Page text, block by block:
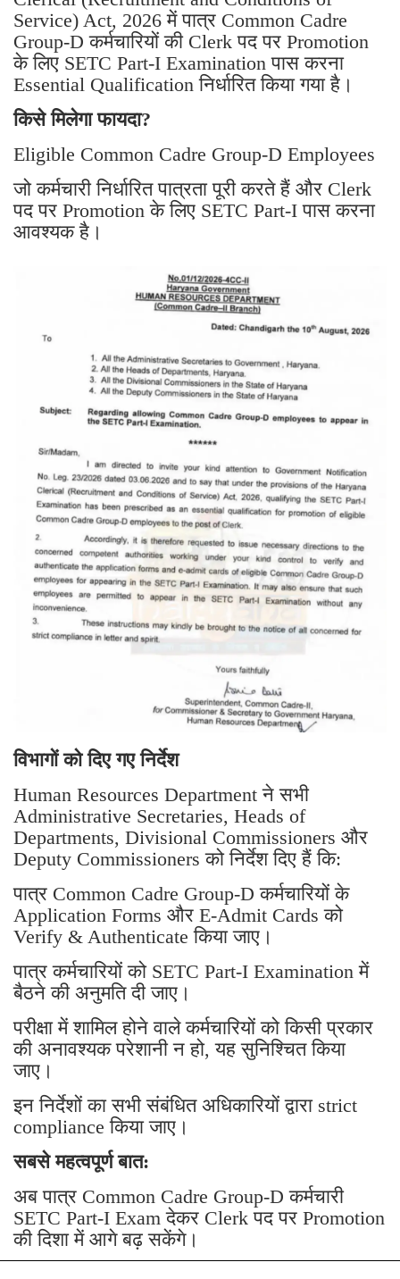
Service) Act, 2026 में पात्र Common Cadre
Group-D कर्मचारियों की Clerk पद पर Promotion
के लिए SETC Part-I Examination पास करना
Essential Qualification निर्धारित किया गया है।
किसे मिलेगा फायदा?
Eligible Common Cadre Group-D Employees
जो कर्मचारी निर्धारित पात्रता पूरी करते हैं और Clerk
पद पर Promotion के लिए SETC Part-I पास करना
आवश्यक है।
विभागों को दिए गए निर्देश
Human Resources Department ने सभी
Administrative Secretaries, Heads of
Departments, Divisional Commissioners और
Deputy Commissioners को निर्देश दिए हैं कि:
पात्र Common Cadre Group-D कर्मचारियों के
Application Forms और E-Admit Cards को
Verify & Authenticate किया जाए।
पात्र कर्मचारियों को SETC Part-I Examination में
बैठने की अनुमति दी जाए।
परीक्षा में शामिल होने वाले कर्मचारियों को किसी प्रकार
की अनावश्यक परेशानी न हो, यह सुनिश्चित किया
जाए।
इन निर्देशों का सभी संबंधित अधिकारियों द्वारा strict
compliance किया जाए।
सबसे महत्वपूर्ण बात:
अब पात्र Common Cadre Group-D कर्मचारी
SETC Part-I Exam देकर Clerk पद पर Promotion
की दिशा में आगे बढ़ सकेंगे।